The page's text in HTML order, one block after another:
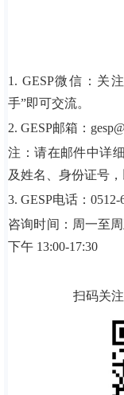
1. GESP微信：关
手”即可交流。
2. GESP邮箱：
注：请在邮件中详
及姓名、身份证号
3. GESP电话：0512-
咨询时间：周一至
下午 13:00-17:30
扫码关